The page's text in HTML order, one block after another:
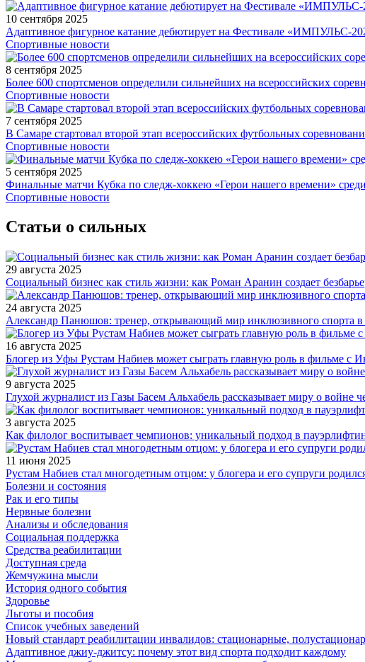
10 сентября 2025
Адаптивное фигурное катание дебютирует на Фестивале «ИМПУЛЬС-
Спортивные новости
8 сентября 2025
Более 600 спортсменов определили сильнейших на всероссийских
Спортивные новости
7 сентября 2025
В Самаре стартовал второй этап всероссийских футбольных
Спортивные новости
5 сентября 2025
Финальные матчи Кубка по следж-хоккею «Герои нашего времени»
Спортивные новости
Статьи о сильных
29 августа 2025
Социальный бизнес как стиль жизни: как Роман Аранин создает
24 августа 2025
Александр Панюшов: тренер, открывающий мир инклюзивного спорта
16 августа 2025
Блогер из Уфы Рустам Набиев может сыграть главную роль в фильме с
9 августа 2025
Глухой журналист из Газы Басем Альхабель рассказывает миру о войне
3 августа 2025
Как филолог воспитывает чемпионов: уникальный подход в
11 июня 2025
Рустам Набиев стал многодетным отцом: у блогера и его супруги
Болезни и состояния
Рак и его типы
Нервные болезни
Анализы и обследования
Социальная поддержка
Средства реабилитации
Доступная среда
Жемчужина мысли
История одного события
Здоровье
Льготы и пособия
Список учебных заведений
Новый стандарт реабилитации инвалидов: стационарные,
Адаптивное джиу-джитсу: почему этот вид спорта подходит каждому